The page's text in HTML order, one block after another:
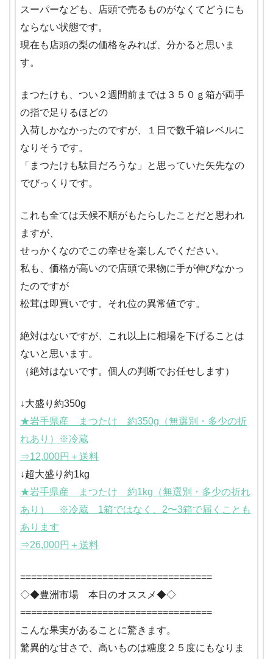
スーパーなども、店頭で売るものがなくてどうにも
ならない状態です。
現在も店頭の梨の価格をみれば、分かると思いま
す。
まつたけも、つい２週間前までは３５０ｇ箱が両手
の指で足りるほどの
入荷しかなかったのですが、１日で数千箱レベルに
なりそうです。
「まつたけも駄目だろうな」と思っていた矢先なの
でびっくりです。
これも全ては天候不順がもたらしたことだと思われ
ますが、
せっかくなのでこの幸せを楽しんでください。
私も、価格が高いので店頭で果物に手が伸びなかっ
たのですが
松茸は即買いです。それ位の異常値です。
絶対はないですが、これ以上に相場を下げることは
ないと思います。
（絶対はないです。個人の判断でお任せします）
↓大盛り約350g
★岩手県産 まつたけ 約350g（無選別・多少の折
れあり）※冷蔵
⇒12,000円＋送料
↓超大盛り約1kg
★岩手県産 まつたけ 約1kg（無選別・多少の折れ
あり） ※冷蔵 1箱ではなく、2〜3箱で届くことも
あります
⇒26,000円＋送料
===================================
◇◆豊洲市場 本日のオススメ◆◇
===================================
こんな果実があることに驚きます。
驚異的な甘さで、高いものは糖度２５度にもなりま